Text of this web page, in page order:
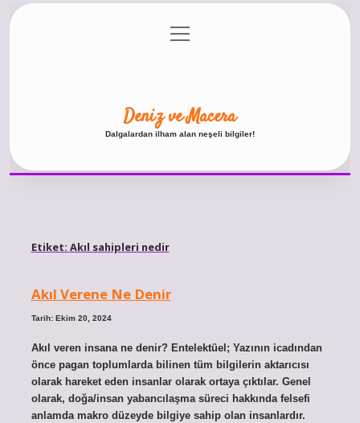
Gizlilik Politikası
menüyü
aç
Deniz ve Macera
Dalgalardan ilham alan neşeli bilgiler!
Etiket: Akıl sahipleri nedir
Akıl Verene Ne Denir
Tarih: Ekim 20, 2024
Akıl veren insana ne denir? Entelektüel; Yazının icadından
önce pagan toplumlarda bilinen tüm bilgilerin aktarıcısı
olarak hareket eden insanlar olarak ortaya çıktılar. Genel
olarak, doğa/insan yabancılaşma süreci hakkında felsefi
anlamda makro düzeyde bilgiye sahip olan insanlardır.